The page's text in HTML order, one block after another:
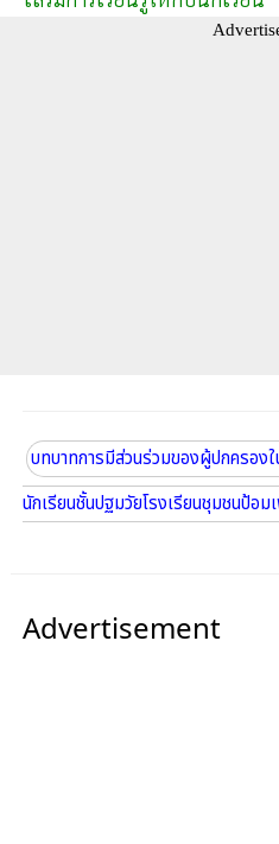
บทบาทการมีส่วนร่วมของผู้ปกครอง
นักเรียนชั้นปฐมวัยโรงเรียนชุมชนป้อม
Advertisement